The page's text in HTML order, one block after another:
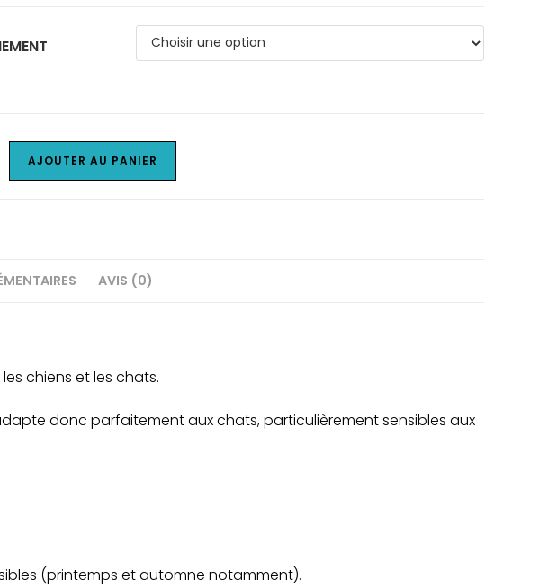
37.50€
AJOUTER AU PANIER
AVIS (0)
chiens et les chats.
donc parfaitement aux chats, particulièrement sensibles aux
(printemps et automne notamment).